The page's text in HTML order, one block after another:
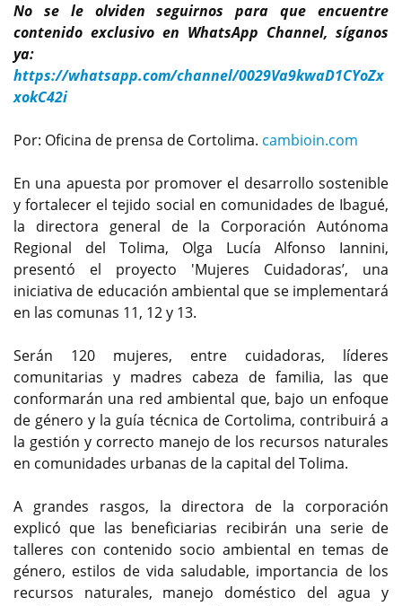
No se le olviden seguirnos para que encuentre
contenido exclusivo en WhatsApp Channel, síganos
ya:
https://whatsapp.com/channel/0029Va9kwaD1CYoZx
xokC42i
Por: Oficina de prensa de Cortolima. cambioin.com
En una apuesta por promover el desarrollo sostenible
y fortalecer el tejido social en comunidades de Ibagué,
la directora general de la Corporación Autónoma
Regional del Tolima, Olga Lucía Alfonso Iannini,
presentó el proyecto 'Mujeres Cuidadoras’, una
iniciativa de educación ambiental que se implementará
en las comunas 11, 12 y 13.
Serán 120 mujeres, entre cuidadoras, líderes
comunitarias y madres cabeza de familia, las que
conformarán una red ambiental que, bajo un enfoque
de género y la guía técnica de Cortolima, contribuirá a
la gestión y correcto manejo de los recursos naturales
en comunidades urbanas de la capital del Tolima.
A grandes rasgos, la directora de la corporación
explicó que las beneficiarias recibirán una serie de
talleres con contenido socio ambiental en temas de
género, estilos de vida saludable, importancia de los
recursos naturales, manejo doméstico del agua y